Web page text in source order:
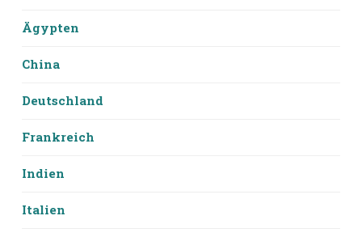
Ägypten
China
Deutschland
Frankreich
Indien
Italien